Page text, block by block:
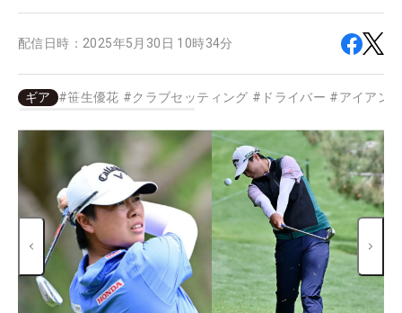
配信日時： 2025年5月30日 10時34分
ギア #笹生優花 #クラブセッティング # ドライバー #アイアン